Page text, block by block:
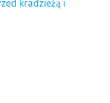
kradzieżą i